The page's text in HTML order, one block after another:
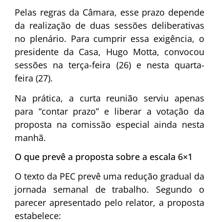
Pelas regras da Câmara, esse prazo depende
da realização de duas sessões deliberativas
no plenário. Para cumprir essa exigência, o
presidente da Casa, Hugo Motta, convocou
sessões na terça-feira (26) e nesta quarta-
feira (27).
Na prática, a curta reunião serviu apenas
para “contar prazo” e liberar a votação da
proposta na comissão especial ainda nesta
manhã.
O que prevê a proposta sobre a escala 6×1
O texto da PEC prevê uma redução gradual da
jornada semanal de trabalho. Segundo o
parecer apresentado pelo relator, a proposta
estabelece: